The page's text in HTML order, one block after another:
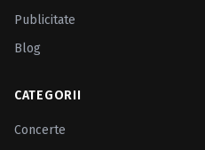
Publicitate
Blog
CATEGORII
Concerte